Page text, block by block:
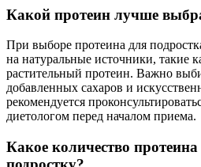
Какой протеин лучше
При выборе протеина для
на натуральные источники, такие
растительный протеин. Важно
добавленных сахаров и
рекомендуется
диетологом перед началом приема.
Какое количество